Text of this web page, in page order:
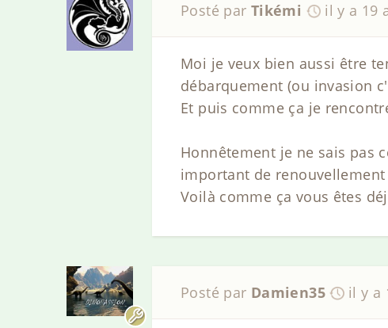
Posté par Tikémi il y a 19
Moi je veux bien aussi être
débarquement (ou invasion
Et puis comme ça je
Honnêtement je ne sais pas
important de
Voilà comme ça vous êtes
Posté par Damien35 il y a